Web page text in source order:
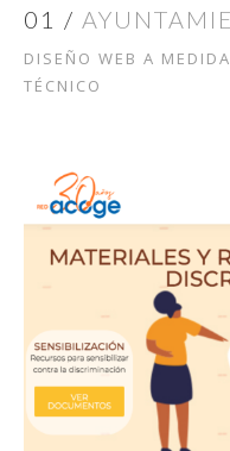
01 /
DISEÑO WEB A
TÉCNICO